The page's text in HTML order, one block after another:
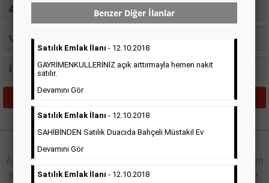
Aşağıdaki bağlantıları takip ederek Hürriyet gazetesi ilan türleri
hakkında detaylara ulaşabilir, ilan örneklerini inceleyebilirsiniz.
Benzer Diğer İlanlar
Satılık Emlak İlanı - 12.10.2018
GAYRİMENKULLERİNİZ açık arttırmayla hemen nakit
satılır.
Devamını Gör
Satılık Emlak İlanı - 12.10.2018
SAHİBİNDEN Satılık Duacıda Bahçeli Müstakil Ev
Devamını Gör
Satılık Emlak İlanı - 12.10.2018